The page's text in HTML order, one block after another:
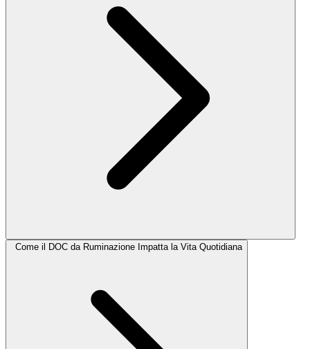
Come il DOC da Ruminazione Impatta la Vita Quotidiana